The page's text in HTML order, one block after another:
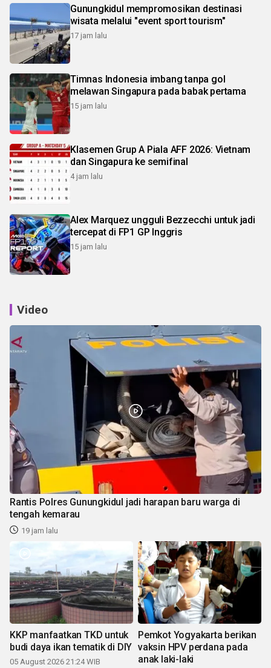
Gunungkidul mempromosikan destinasi
wisata melalui "event sport tourism"
17 jam lalu
Timnas Indonesia imbang tanpa gol
melawan Singapura pada babak pertama
15 jam lalu
Klasemen Grup A Piala AFF 2026: Vietnam
dan Singapura ke semifinal
4 jam lalu
Alex Marquez ungguli Bezzecchi untuk jadi
tercepat di FP1 GP Inggris
15 jam lalu
Video
Rantis Polres Gunungkidul jadi harapan baru warga di
tengah kemarau
19 jam lalu
KKP manfaatkan TKD untuk
budi daya ikan tematik di DIY
05 August 2026 21:24 WIB
Pemkot Yogyakarta berikan
vaksin HPV perdana pada
anak laki-laki